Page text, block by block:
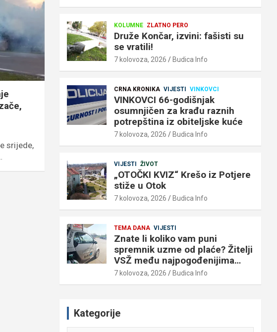
srijede,
KOLUMNE ZLATNO PERO
Druže Končar, izvini: fašisti su
se vratili!
7 kolovoza, 2026 Budica Info
CRNA KRONIKA VIJESTI VINKOVCI
VINKOVCI 66-godišnjak
osumnjičen za krađu raznih
potrepština iz obiteljske kuće
7 kolovoza, 2026 Budica Info
VIJESTI ŽIVOT
„OTOČKI KVIZ“ Krešo iz Potjere
stiže u Otok
7 kolovoza, 2026 Budica Info
TEMA DANA VIJESTI
Znate li koliko vam puni
spremnik uzme od plaće? Žitelji
VSŽ među najpogođenijima…
7 kolovoza, 2026 Budica Info
Kategorije